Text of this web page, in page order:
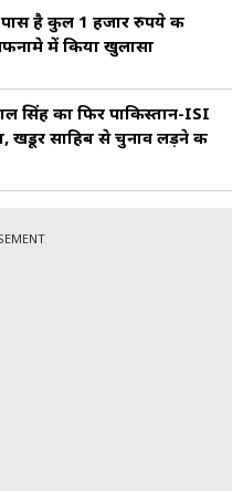
है कुल 1 हजार रुपये की
में किया खुलासा
सिंह का फिर पाकिस्तान-ISI
खडूर साहिब से चुनाव लड़ने की